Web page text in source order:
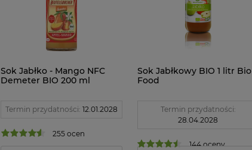
Sok Jabłko - Mango NFC
Demeter BIO 200 ml
Termin przydatności: 12.01.2028
255 ocen
Sok Jabłkowy BIO 1 litr Bio
Food
Termin przydatności:
28.04.2028
144 oceny